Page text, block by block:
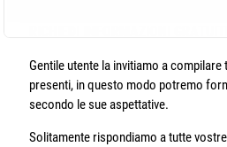
Gentile utente la invitiamo a
presenti, in questo modo potremo
secondo le sue aspettative.
Solitamente rispondiamo a tutte